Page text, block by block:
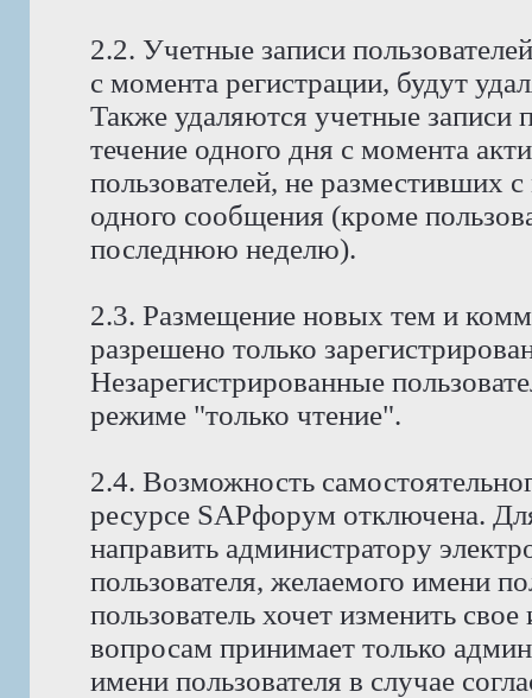
2.2. Учетные записи
с момента регистрации, будут
Также удаляются учетные записи
течение одного дня с момента
пользователей, не разместивших
одного сообщения (кроме
последнюю неделю).
2.3. Размещение новых тем и
разрешено только
Незарегистрированные
режиме "только чтение".
2.4. Возможность
ресурсе SAPфорум отключена.
направить администратору
пользователя, желаемого имени
пользователь хочет изменить
вопросам принимает только
имени пользователя в случае